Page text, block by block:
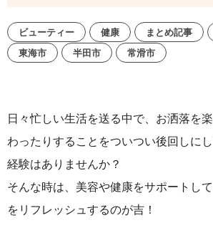
ビューティー 健康 まとめ記事
東海市
半田市 常滑市
日々忙しい生活を送る中で、お洒落を
わったりすることをついつい後回しに
経験はありませんか？
そんな時は、美容や健康をサポートし
をリフレッシュするのが吉！